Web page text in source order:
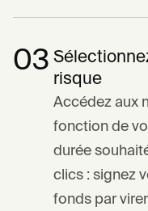
03
risque
Accédez aux
fonction de
durée
clics : signez
fonds par